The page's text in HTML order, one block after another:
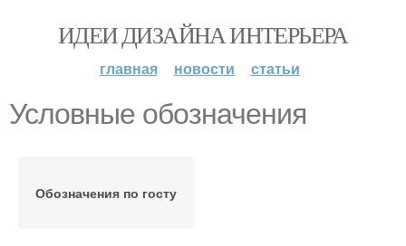
ИДЕИ ДИЗАЙНА ИНТЕРЬЕРА
главная новости статьи
Условные обозначения
Обозначения по госту